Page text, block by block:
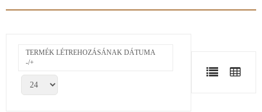
TERMÉK LÉTREHOZÁSÁNAK DÁTUMA
-/+